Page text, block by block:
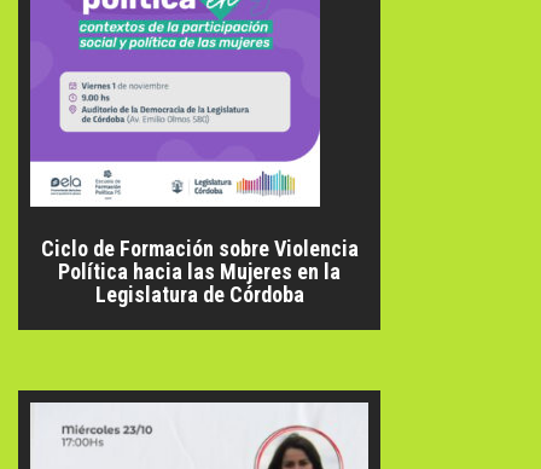
Ciclo de Formación sobre Violencia
Política hacia las Mujeres en la
Legislatura de Córdoba